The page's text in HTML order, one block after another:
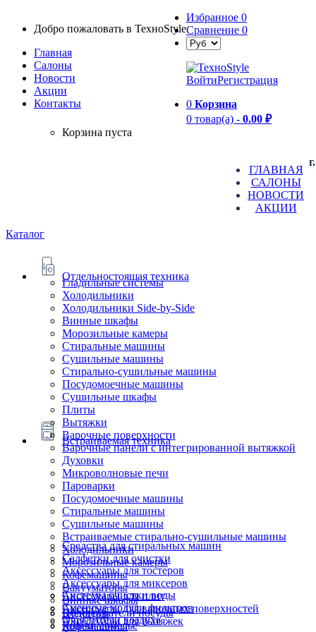
Добро пожаловать в TexноStyle
Главная
Салоны
Новости
Aкции
Контакты
Избранное 0
Сравнение 0
ВойтиРегистрация
0 Корзина
0 товар(а) - 0.00 ₽
Корзина пуста
ГЛАВНАЯ
САЛОНЫ
НОВОСТИ
АКЦИИ
Каталог
Отдельностоящая техника
Гладильные системы
Холодильники
Холодильники Side-by-Side
Винные шкафы
Морозильные камеры
Стиральные машины
Сушильные машины
Стирально-сушильные машины
Посудомоечные машины
Сушильные шкафы
Плиты
Встраиваемая техника
Вытяжки
Варочные поверхности
Варочные панели с интегрированной вытяжкой
Духовки
Микроволновые печи
Пароварки
Посудомоечные машины
Стиральные машины
Сушильные машины
Встраиваемые стирально-сушильные машины
Холодильники
Морозильные камеры
Кофемашины
Вакууматоры
Винные шкафы
Подогреватели посуды
Ящики сомелье
Блендеры
Кофемашины
Очистители воздуха
Системы очистки воды
Сменные модули фильтров
Аксессуары для тостеров
Аксессуары для миксеров
Аксессуары для плит
Аксессуары для варочных поверхностей
Аксессуары для вытяжек
Средства для стиральных машин
Салфетки для очистки